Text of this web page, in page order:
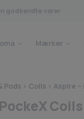
godkendte varer
Mærker
Pods > Coils > Aspire